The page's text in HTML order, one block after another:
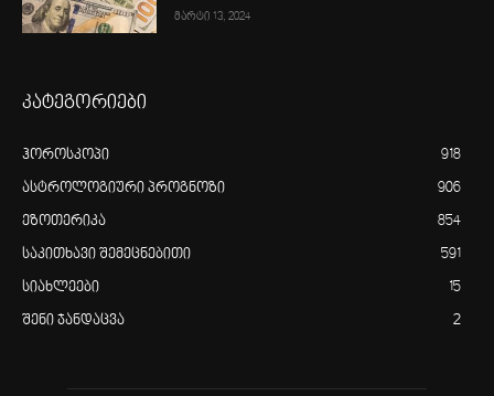
მარტი 13, 2024
კატეგორიები
ჰოროსკოპი 918
ასტროლოგიური პროგნოზი 906
ეზოთერიკა 854
საკითხავი შემეცნებითი 591
სიახლეები 15
შენი ჯანდაცვა 2